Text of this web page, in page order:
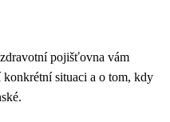
pojišťovna vám
situaci a o tom, kdy